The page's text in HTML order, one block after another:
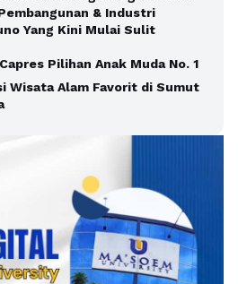
& Industri
Yang Kini Mulai Sulit
Pilihan Anak Muda No. 1
Wisata Alam Favorit di Sumut